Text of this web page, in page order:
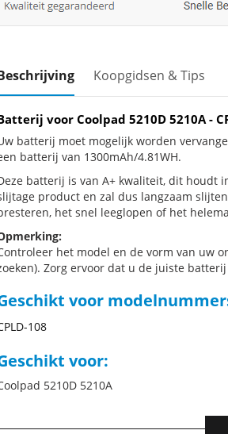
Koopgidsen & Tips
voor Coolpad 5210D 5210A -
batterij moet mogelijk worden
batterij van 1300mAh/4.81WH.
batterij is van A+ kwaliteit, dit houdt
product en zal dus langzaam
het snel leeglopen of het
het model en de vorm van uw
Zorg ervoor dat u de juiste
voor
108
voor:
5210D 5210A